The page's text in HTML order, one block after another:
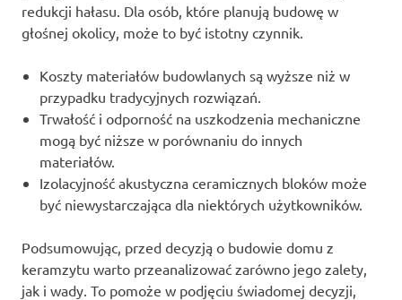
redukcji hałasu. Dla osób, które planują budowę w
głośnej okolicy, może to być istotny czynnik.
Koszty materiałów budowlanych są wyższe niż w
przypadku tradycyjnych rozwiązań.
Trwałość i odporność na uszkodzenia mechaniczne
mogą być niższe w porównaniu do innych
materiałów.
Izolacyjność akustyczna ceramicznych bloków może
być niewystarczająca dla niektórych użytkowników.
Podsumowując, przed decyzją o budowie domu z
keramzytu warto przeanalizować zarówno jego zalety,
jak i wady. To pomoże w podjęciu świadomej decyzji,